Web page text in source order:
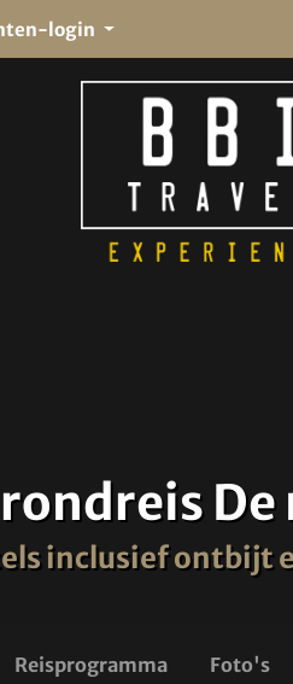
login
De
inclusief
Reisprogramma Foto's